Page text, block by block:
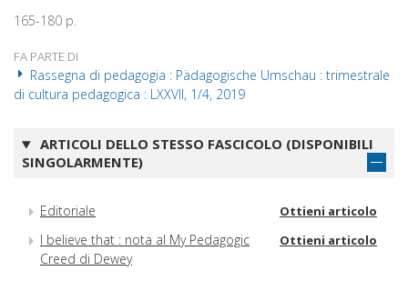
165-180 p.
FA PARTE DI
Rassegna di pedagogia : Pädagogische Umschau : trimestrale
di cultura pedagogica : LXXVII, 1/4, 2019
ARTICOLI DELLO STESSO FASCICOLO (DISPONIBILI
SINGOLARMENTE)
Editoriale Ottieni articolo
I believe that : nota al My Pedagogic
Creed di Dewey
Ottieni articolo